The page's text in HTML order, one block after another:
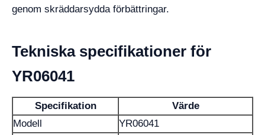
genom skräddarsydda förbättringar.
Tekniska specifikationer för
YR06041
Specifikation
Värde
Modell
YR06041